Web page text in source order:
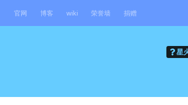
官网 博客 wiki 荣誉墙 捐赠
星